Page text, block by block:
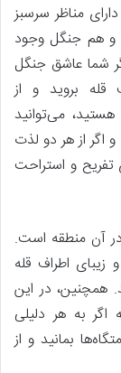
مناظر سرسبز
هم جنگل وجود
شما عاشق جنگل
قله بروید و از
می‌توانید
از هر دو لذت
تفریح و استراحت
در آن منطقه است.
اطراف قله
همچنین، در این
اگر به هر دلیلی
بمانید و از